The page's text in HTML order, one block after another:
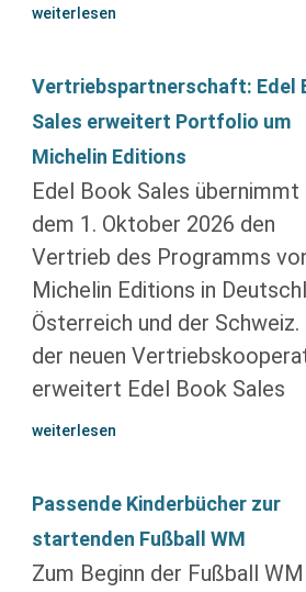
weiterlesen
Vertriebspartnerschaft: Edel
Sales erweitert Portfolio um
Michelin Editions
Edel Book Sales übernimmt
dem 1. Oktober 2026 den
Vertrieb des Programms
Michelin Editions in
Österreich und der
der neuen
erweitert Edel Book Sales
weiterlesen
Passende Kinderbücher zur
startenden Fußball WM
Zum Beginn der Fußball